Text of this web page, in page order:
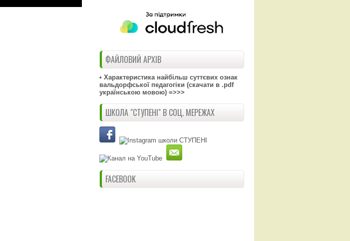
ФАЙЛОВИЙ АРХІВ
• Характеристика найбільш суттєвих ознак
вальдорфської педагогіки (скачати в .pdf
українською мовою) =>>>
ШКОЛА "СТУПЕНІ" В СОЦ. МЕРЕЖАХ
FACEBOOK